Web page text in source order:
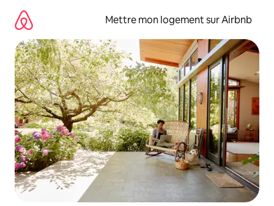
directement
contenu
Mettre mon logement sur Airbnb